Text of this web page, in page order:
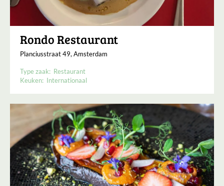
Rondo Restaurant
Planciusstraat 49, Amsterdam
Type zaak: Restaurant
Keuken: Internationaal